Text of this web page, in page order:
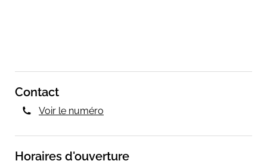
Contact
Voir le numéro
Horaires d'ouverture